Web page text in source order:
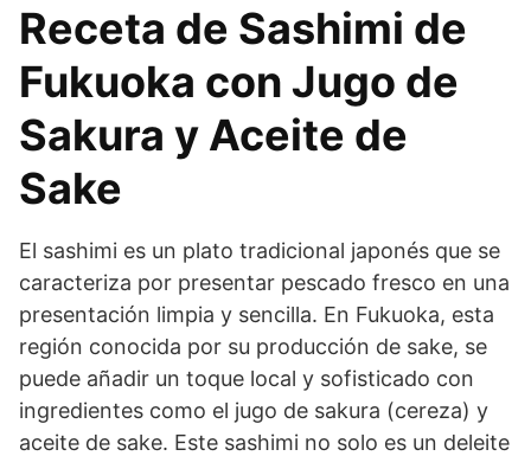
Receta de Sashimi de
Fukuoka con Jugo de
Sakura y Aceite de
Sake
El sashimi es un plato tradicional japonés que se
caracteriza por presentar pescado fresco en una
presentación limpia y sencilla. En Fukuoka, esta
región conocida por su producción de sake, se
puede añadir un toque local y sofisticado con
ingredientes como el jugo de sakura (cereza) y
aceite de sake. Este sashimi no solo es un deleite